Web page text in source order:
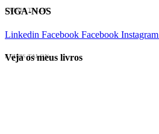
EVINIS TALON
SIGA-NOS
Linkedin Facebook Facebook Instagram
EVINIS TALON
Veja os meus livros